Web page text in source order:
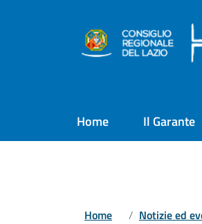
Home Il Garante
Home Notizie ed